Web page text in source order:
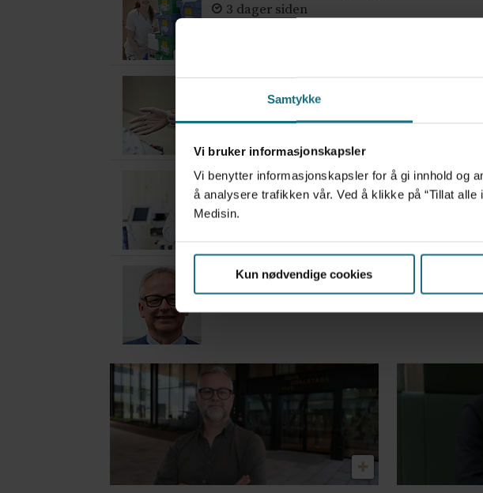
Samtykke
Vi bruker informasjonskapsler
Vi benytter informasjonskapsler for å gi innhold og
å analysere trafikken vår. Ved å klikke på “Tillat
Medisin.
Kun nødvendige cookies
3 dager siden
Mistanken var ikke et forskningsfunn
5 dager siden
– Etter en stund kom det frem at han
1 dag siden
– Hvis du aldri gjør feil som lege, gjør
7 dager siden